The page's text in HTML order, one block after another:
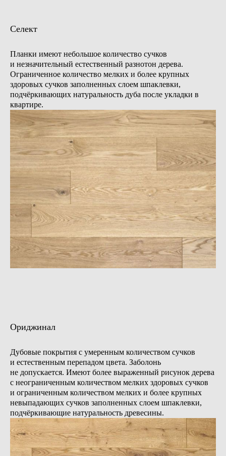
Селект
Планки имеют небольшое количество сучков
и незначительный естественный разнотон дерева.
Ограниченное количество мелких и более крупных
здоровых сучков заполненных слоем шпаклевки,
подчёркивающих натуральность дуба после укладки в
квартире.
Ориджинал
Дубовые покрытия с умеренным количеством сучков
и естественным перепадом цвета. Заболонь
не допускается. Имеют более выраженный рисунок дерева
с неограниченным количеством мелких здоровых сучков
и ограниченным количеством мелких и более крупных
невыпадающих сучков заполненных слоем шпаклевки,
подчёркивающие натуральность древесины.
Бесплатная консультация
Доверьте отделку вашего
интерьера профессионалам
Просто оставьте свой номер телефона,
а мы поможем с выбором, с учётом ваших
пожеланий
+7